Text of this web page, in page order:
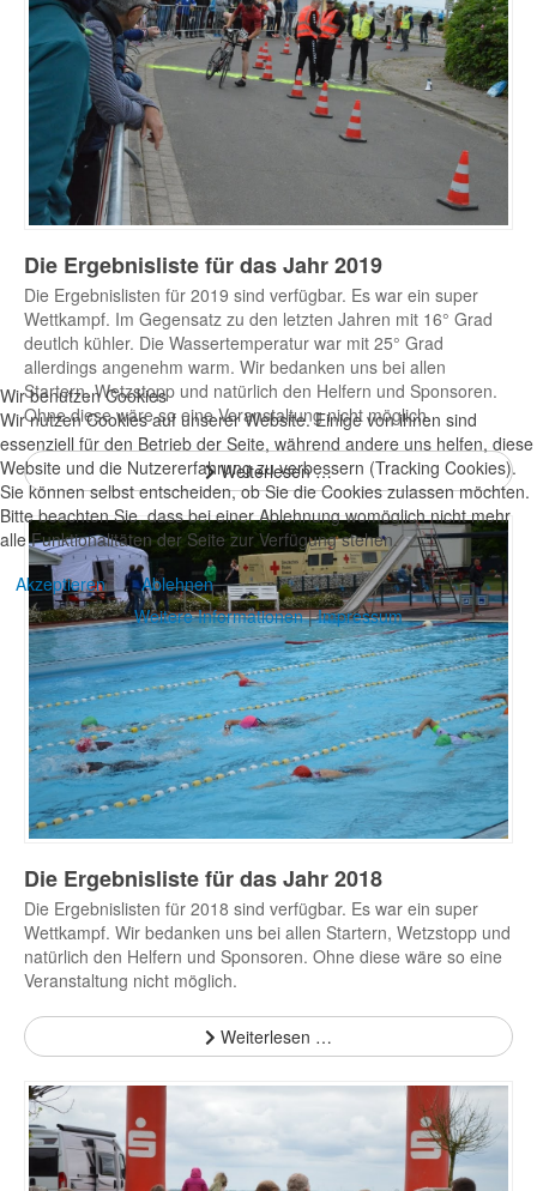
Die Ergebnisliste für das Jahr 2019
Die Ergebnislisten für 2019 sind verfügbar. Es war ein super
Wettkampf. Im Gegensatz zu den letzten Jahren mit 16° Grad
deutlch kühler. Die Wassertemperatur war mit 25° Grad
allerdings angenehm warm. Wir bedanken uns bei allen
Startern, Wetzstopp und natürlich den Helfern und Sponsoren.
Ohne diese wäre so eine Veranstaltung nicht möglich.
Weiterlesen …
Die Ergebnisliste für das Jahr 2018
Die Ergebnislisten für 2018 sind verfügbar. Es war ein super
Wettkampf. Wir bedanken uns bei allen Startern, Wetzstopp und
natürlich den Helfern und Sponsoren. Ohne diese wäre so eine
Veranstaltung nicht möglich.
Weiterlesen …
Wir benutzen Cookies
Wir nutzen Cookies auf unserer Website. Einige von ihnen sind
essenziell für den Betrieb der Seite, während andere uns helfen, diese
Website und die Nutzererfahrung zu verbessern (Tracking Cookies).
Sie können selbst entscheiden, ob Sie die Cookies zulassen möchten.
Bitte beachten Sie, dass bei einer Ablehnung womöglich nicht mehr
alle Funktionalitäten der Seite zur Verfügung stehen.
Akzeptieren
Ablehnen
Weitere Informationen|Impressum